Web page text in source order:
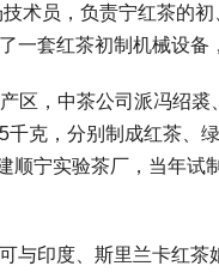
术员，负责宁红茶的
一套红茶初制机械设备
区，中茶公司派冯绍
克，分别制成红茶、
顺宁实验茶厂，当年试
与印度、斯里兰卡红